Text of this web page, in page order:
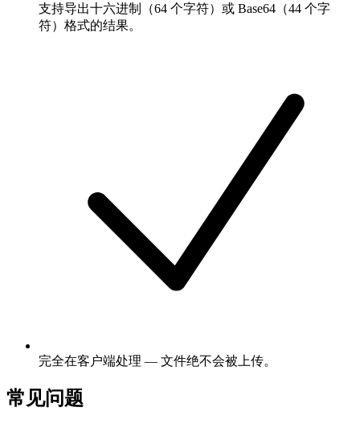
支持导出十六进制（64 个字符）或 Base64（44 个字
符）格式的结果。
完全在客户端处理 — 文件绝不会被上传。
常见问题